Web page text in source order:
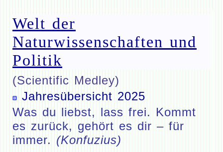
Welt der
Naturwissenschaften und
Politik
(Scientific Medley)
Jahresübersicht 2025
Was du liebst, lass frei. Kommt
es zurück, gehört es dir – für
immer. (Konfuzius)